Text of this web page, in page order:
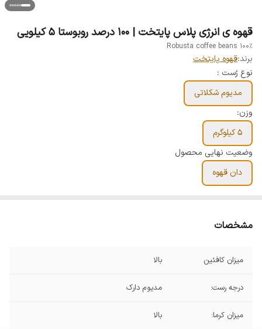
قهوه ی انرژی پلاس پایتخت | ۱۰۰ درصد روبوستا ۵ کیلویی
Robusta coffee beans 100%
برند:قهوه پایتخت
نوع رُست :
مدیوم شکلاتی
وزن:
5 کیلوگرم
وضعیت نهایی محصول
دان قهوه
مشخصات
میزان کافئین بالا
درجه رست: مدیوم دارک
میزان کرما: بالا